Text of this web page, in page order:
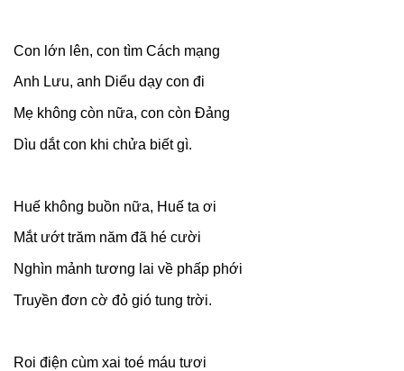
Con lớn lên, con tìm Cách mạng
Anh Lưu, anh Diểu dạy con đi
Mẹ không còn nữa, con còn Đảng
Dìu dắt con khi chửa biết gì.
Huế không buồn nữa, Huế ta ơi
Mắt ướt trăm năm đã hé cười
Nghìn mảnh tương lai về phấp phới
Truyền đơn cờ đỏ gió tung trời.
Roi điện cùm xai toé máu tươi